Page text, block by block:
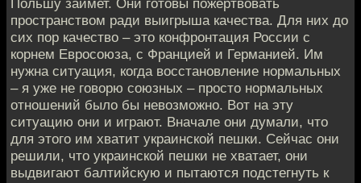
Польшу займет. Они готовы пожертвовать
пространством ради выигрыша качества. Для них до
сих пор качество – это конфронтация России с
корнем Евросоюза, с Францией и Германией. Им
нужна ситуация, когда восстановление нормальных
– я уже не говорю союзных – просто нормальных
отношений было бы невозможно. Вот на эту
ситуацию они и играют. Вначале они думали, что
для этого им хватит украинской пешки. Сейчас они
решили, что украинской пешки не хватает, они
выдвигают балтийскую и пытаются подстегнуть к